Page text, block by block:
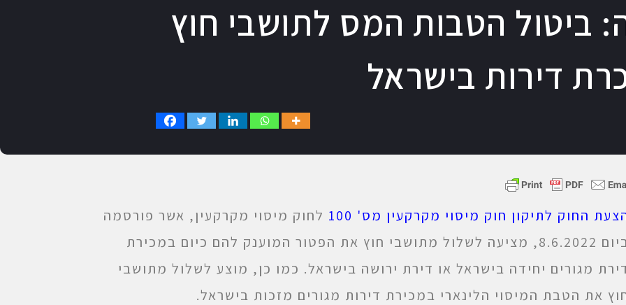
ביטול הטבות המס לתושבי חוץ
דירות בישראל
החוק לתיקון חוק מיסוי מקרקעין מס' 100
לחוק מיסוי מקרקעין, אשר פורסמה
ביום 8.6.2022, מציעה לשלול מתושבי חוץ את הפטור המוענק להם כיום במכירת
מגורים יחידה בישראל או דירת ירושה בישראל. כמו כן, מוצע לשלול מתושבי
את הטבת המיסוי הלינארי במכירת דירות מגורים מזכות בישראל.